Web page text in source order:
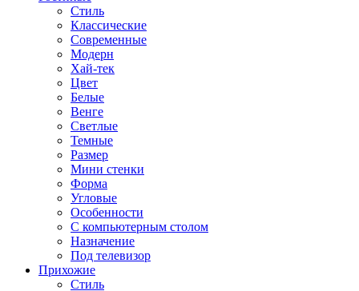
Стиль
Классические
Современные
Модерн
Хай-тек
Цвет
Белые
Венге
Светлые
Темные
Размер
Мини стенки
Форма
Угловые
Особенности
С компьютерным столом
Назначение
Под телевизор
Прихожие
Стиль